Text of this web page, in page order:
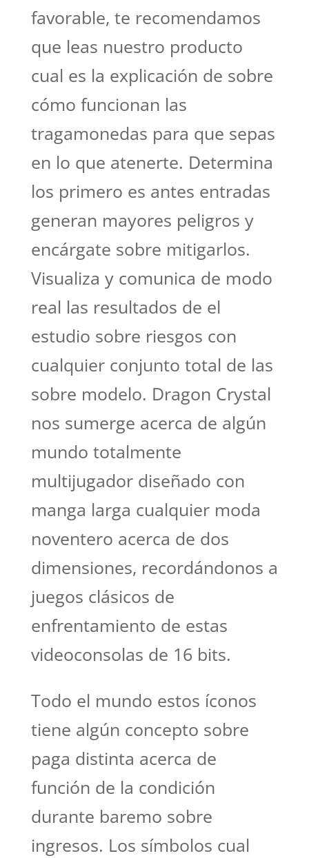
favorable, te recomendamos
que leas nuestro producto
cual es la explicación de sobre
cómo funcionan las
tragamonedas para que sepas
en lo que atenerte. Determina
los primero es antes entradas
generan mayores peligros y
encárgate sobre mitigarlos.
Visualiza y comunica de modo
real las resultados de el
estudio sobre riesgos con
cualquier conjunto total de las
sobre modelo. Dragon Crystal
nos sumerge acerca de algún
mundo totalmente
multijugador diseñado con
manga larga cualquier moda
noventero acerca de dos
dimensiones, recordándonos a
juegos clásicos de
enfrentamiento de estas
videoconsolas de 16 bits.
Todo el mundo estos íconos
tiene algún concepto sobre
paga distinta acerca de
función de la condición
durante baremo sobre
ingresos. Los símbolos cual